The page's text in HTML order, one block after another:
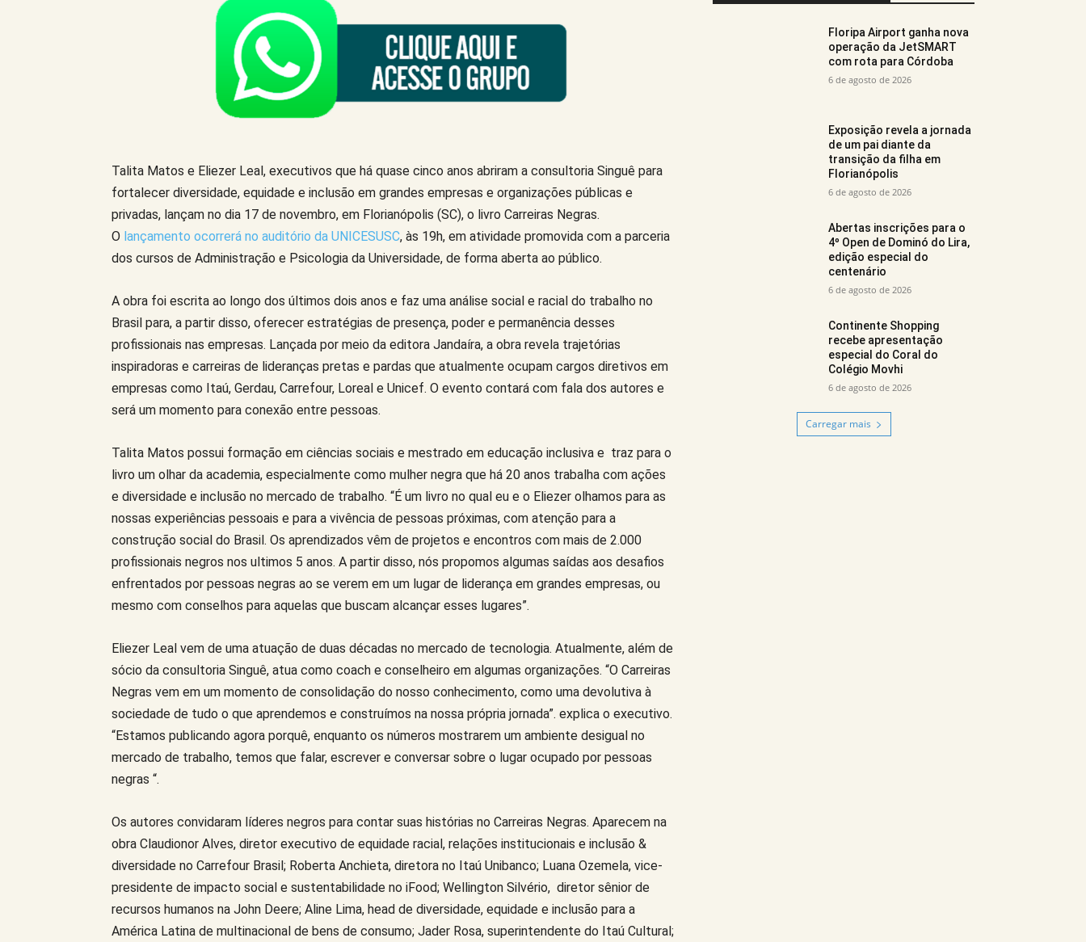
Talita Matos e Eliezer Leal, executivos que há quase cinco anos abriram a consultoria Singuê para
fortalecer diversidade, equidade e inclusão em grandes empresas e organizações públicas e
privadas, lançam no dia 17 de novembro, em Florianópolis (SC), o livro Carreiras Negras.
O lançamento ocorrerá no auditório da UNICESUSC, às 19h, em atividade promovida com a parceria
dos cursos de Administração e Psicologia da Universidade, de forma aberta ao público.
A obra foi escrita ao longo dos últimos dois anos e faz uma análise social e racial do trabalho no
Brasil para, a partir disso, oferecer estratégias de presença, poder e permanência desses
profissionais nas empresas. Lançada por meio da editora Jandaíra, a obra revela trajetórias
inspiradoras e carreiras de lideranças pretas e pardas que atualmente ocupam cargos diretivos em
empresas como Itaú, Gerdau, Carrefour, Loreal e Unicef. O evento contará com fala dos autores e
será um momento para conexão entre pessoas.
Talita Matos possui formação em ciências sociais e mestrado em educação inclusiva e traz para o
livro um olhar da academia, especialmente como mulher negra que há 20 anos trabalha com ações
e diversidade e inclusão no mercado de trabalho. “É um livro no qual eu e o Eliezer olhamos para as
nossas experiências pessoais e para a vivência de pessoas próximas, com atenção para a
construção social do Brasil. Os aprendizados vêm de projetos e encontros com mais de 2.000
profissionais negros nos ultimos 5 anos. A partir disso, nós propomos algumas saídas aos desafios
enfrentados por pessoas negras ao se verem em um lugar de liderança em grandes empresas, ou
mesmo com conselhos para aquelas que buscam alcançar esses lugares”.
Eliezer Leal vem de uma atuação de duas décadas no mercado de tecnologia. Atualmente, além de
sócio da consultoria Singuê, atua como coach e conselheiro em algumas organizações. “O Carreiras
Negras vem em um momento de consolidação do nosso conhecimento, como uma devolutiva à
sociedade de tudo o que aprendemos e construímos na nossa própria jornada”. explica o executivo.
“Estamos publicando agora porquê, enquanto os números mostrarem um ambiente desigual no
mercado de trabalho, temos que falar, escrever e conversar sobre o lugar ocupado por pessoas
negras “.
Os autores convidaram líderes negros para contar suas histórias no Carreiras Negras. Aparecem na
obra Claudionor Alves, diretor executivo de equidade racial, relações institucionais e inclusão &
diversidade no Carrefour Brasil; Roberta Anchieta, diretora no Itaú Unibanco; Luana Ozemela, vice-
presidente de impacto social e sustentabilidade no iFood; Wellington Silvério, diretor sênior de
recursos humanos na John Deere; Aline Lima, head de diversidade, equidade e inclusão para a
América Latina de multinacional de bens de consumo; Jader Rosa, superintendente do Itaú Cultural;
Floripa Airport ganha nova
operação da JetSMART
com rota para Córdoba
6 de agosto de 2026
Exposição revela a jornada
de um pai diante da
transição da filha em
Florianópolis
6 de agosto de 2026
Abertas inscrições para o
4º Open de Dominó do Lira,
edição especial do
centenário
6 de agosto de 2026
Continente Shopping
recebe apresentação
especial do Coral do
Colégio Movhi
6 de agosto de 2026
Carregar mais